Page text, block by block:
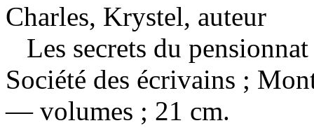
Charles, Krystel, auteur
Les secrets du
Société des écrivains ;
— volumes ; 21 cm.